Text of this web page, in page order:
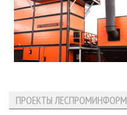
ПРОЕКТЫ ЛЕСПРОМИНФОРМ